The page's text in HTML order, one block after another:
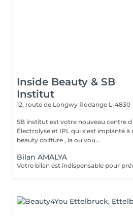
Inside Beauty & SB
Institut
12, route de Longwy Rodange L-4830
SB institut est votre nouveau centre
Électrolyse et IPL qui s'est implanté à
beauty coiffure , la ou vou...
Bilan AMALYA